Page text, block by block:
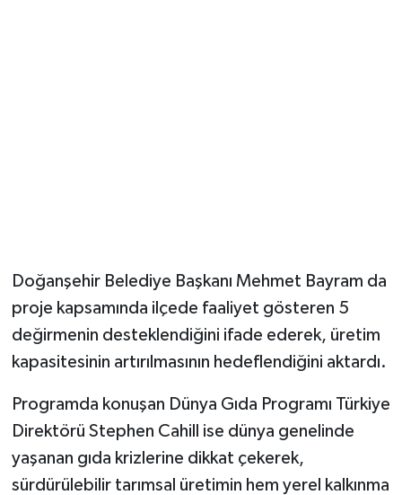
Doğanşehir Belediye Başkanı Mehmet Bayram da
proje kapsamında ilçede faaliyet gösteren 5
değirmenin desteklendiğini ifade ederek, üretim
kapasitesinin artırılmasının hedeflendiğini aktardı.
Programda konuşan Dünya Gıda Programı Türkiye
Direktörü Stephen Cahill ise dünya genelinde
yaşanan gıda krizlerine dikkat çekerek,
sürdürülebilir tarımsal üretimin hem yerel kalkınma